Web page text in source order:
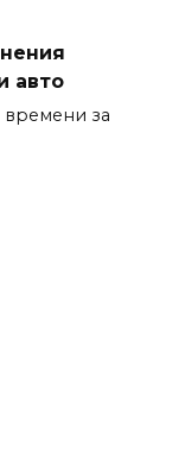
авто
за